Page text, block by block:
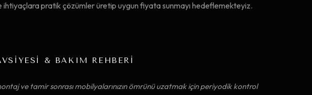
ihtiyaçlara pratik çözümler üretip uygun fiyata sunmayı hedeflemekteyiz.
& BAKIM REHBERİ
ve tamir sonrası mobilyalarınızın ömrünü uzatmak için periyodik kontrol